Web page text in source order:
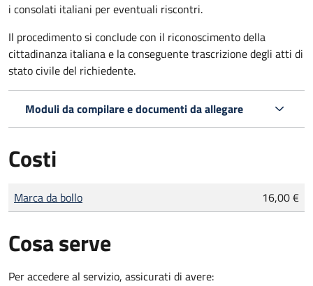
i consolati italiani per eventuali riscontri.
Il procedimento si conclude con il riconoscimento della
cittadinanza italiana e la conseguente trascrizione degli atti di
stato civile del richiedente.
Moduli da compilare e documenti da allegare
Costi
Tipo di pagamento
Importo
Marca da bollo 16,00 €
Cosa serve
Per accedere al servizio, assicurati di avere: